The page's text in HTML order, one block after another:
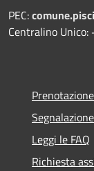
PEC:
Centralino
Leggi le FAQ
Richiesta